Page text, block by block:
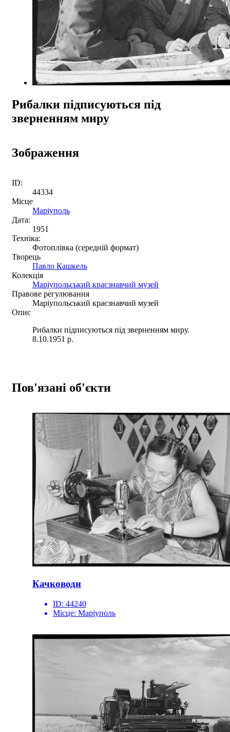
Рибалки підписуються під
зверненням миру
Зображення
ID:
44334
Місце
Маріуполь
Дата:
1951
Техніка:
Фотоплівка (середній формат)
Творець
Павло Кашкель
Колекція
Маріупольський краєзнавчий музей
Правове регулювання
Маріупольський краєзнавчий музей
Опис
Рибалки підписуються під зверненням миру.
8.10.1951 р.
Пов'язані об'єкти
Качководи
ID: 44240
Місце: Маріуполь